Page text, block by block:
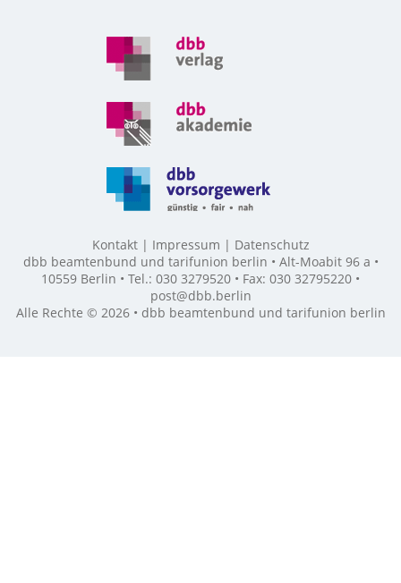
Kontakt Impressum
Datenschutz
dbb beamtenbund und tarifunion berlin • Alt-Moabit 96 a •
10559 Berlin • Tel.: 030 3279520 • Fax: 030 32795220 •
post@dbb.berlin
Alle Rechte © 2026 • dbb beamtenbund und tarifunion berlin